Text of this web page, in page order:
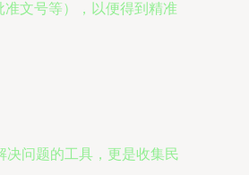
准文号等），以便得到精准
决问题的工具，更是收集民